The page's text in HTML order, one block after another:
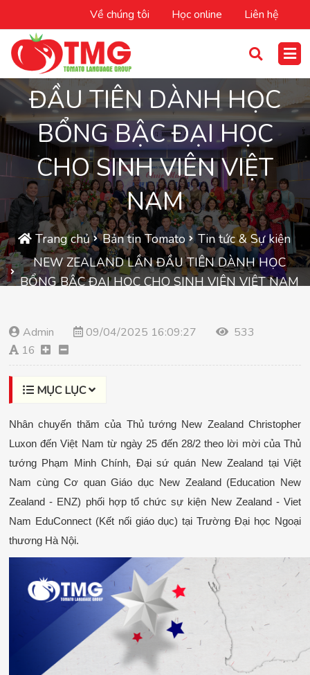
Về chúng tôi Học online Liên hệ
NEW ZEALAND LẦN
ĐẦU TIÊN DÀNH HỌC
BỔNG BẬC ĐẠI HỌC
CHO SINH VIÊN VIỆT
NAM
Trang chủ Bản tin Tomato
Tin tức & Sự kiện
NEW ZEALAND LẦN ĐẦU TIÊN DÀNH HỌC
BỔNG BẬC ĐẠI HỌC CHO SINH VIÊN VIỆT NAM
Admin 09/04/2025 16:09:27
533
16
MỤC LỤC
Nhân chuyến thăm của Thủ tướng New Zealand Christopher
Luxon đến Việt Nam từ ngày 25 đến 28/2 theo lời mời của Thủ
tướng Phạm Minh Chính, Đại sứ quán New Zealand tại Việt
Nam cùng Cơ quan Giáo dục New Zealand (Education New
Zealand - ENZ) phối hợp tổ chức sự kiện New Zealand - Viet
Nam EduConnect (Kết nối giáo dục) tại Trường Đại học Ngoại
thương Hà Nội.